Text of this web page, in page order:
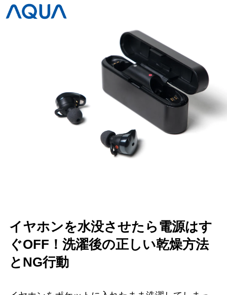
イヤホンを水没させたら電源はす
ぐOFF！洗濯後の正しい乾燥方法
とNG行動